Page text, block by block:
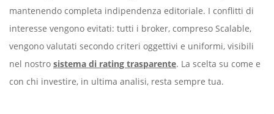
mantenendo completa indipendenza editoriale. I conflitti di
interesse vengono evitati: tutti i broker, compreso Scalable,
vengono valutati secondo criteri oggettivi e uniformi, visibili
nel nostro sistema di rating trasparente. La scelta su come e
con chi investire, in ultima analisi, resta sempre tua.